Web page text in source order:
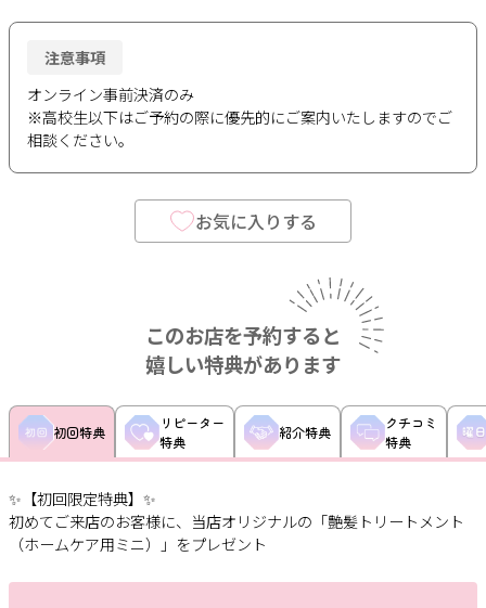
お気に入りする
注意事項
オンライン事前決済のみ
※高校生以下はご予約の際に優先的にご案内いたしますのでご
相談ください。
このお店を予約すると
嬉しい特典があります
初回特典
リピーター
特典
紹介特典
クチコミ
特典
✨【初回限定特典】✨
初めてご来店のお客様に、当店オリジナルの「艶髪トリートメント
（ホームケア用ミニ）」をプレゼント